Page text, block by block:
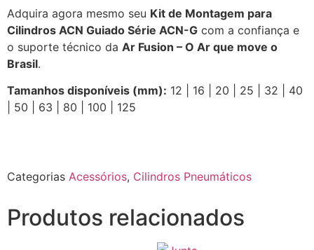
Adquira agora mesmo seu Kit de Montagem para
Cilindros ACN Guiado Série ACN-G com a confiança e
o suporte técnico da Ar Fusion – O Ar que move o
Brasil.
Tamanhos disponíveis (mm): 12 | 16 | 20 | 25 | 32 | 40
| 50 | 63 | 80 | 100 | 125
Categorias Acessórios, Cilindros Pneumáticos
Produtos relacionados